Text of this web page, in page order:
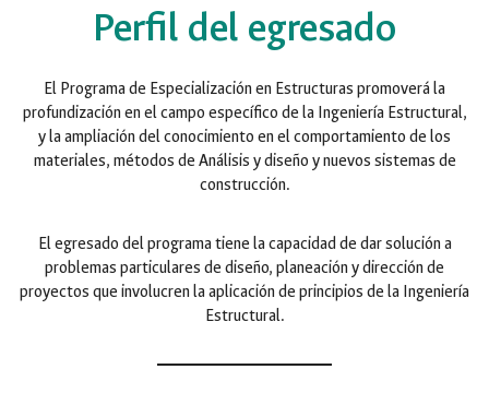
Perfil del egresado
El Programa de Especialización en Estructuras promoverá la
profundización en el campo específico de la Ingeniería Estructural,
y la ampliación del conocimiento en el comportamiento de los
materiales, métodos de Análisis y diseño y nuevos sistemas de
construcción.
El egresado del programa tiene la capacidad de dar solución a
problemas particulares de diseño, planeación y dirección de
proyectos que involucren la aplicación de principios de la Ingeniería
Estructural.